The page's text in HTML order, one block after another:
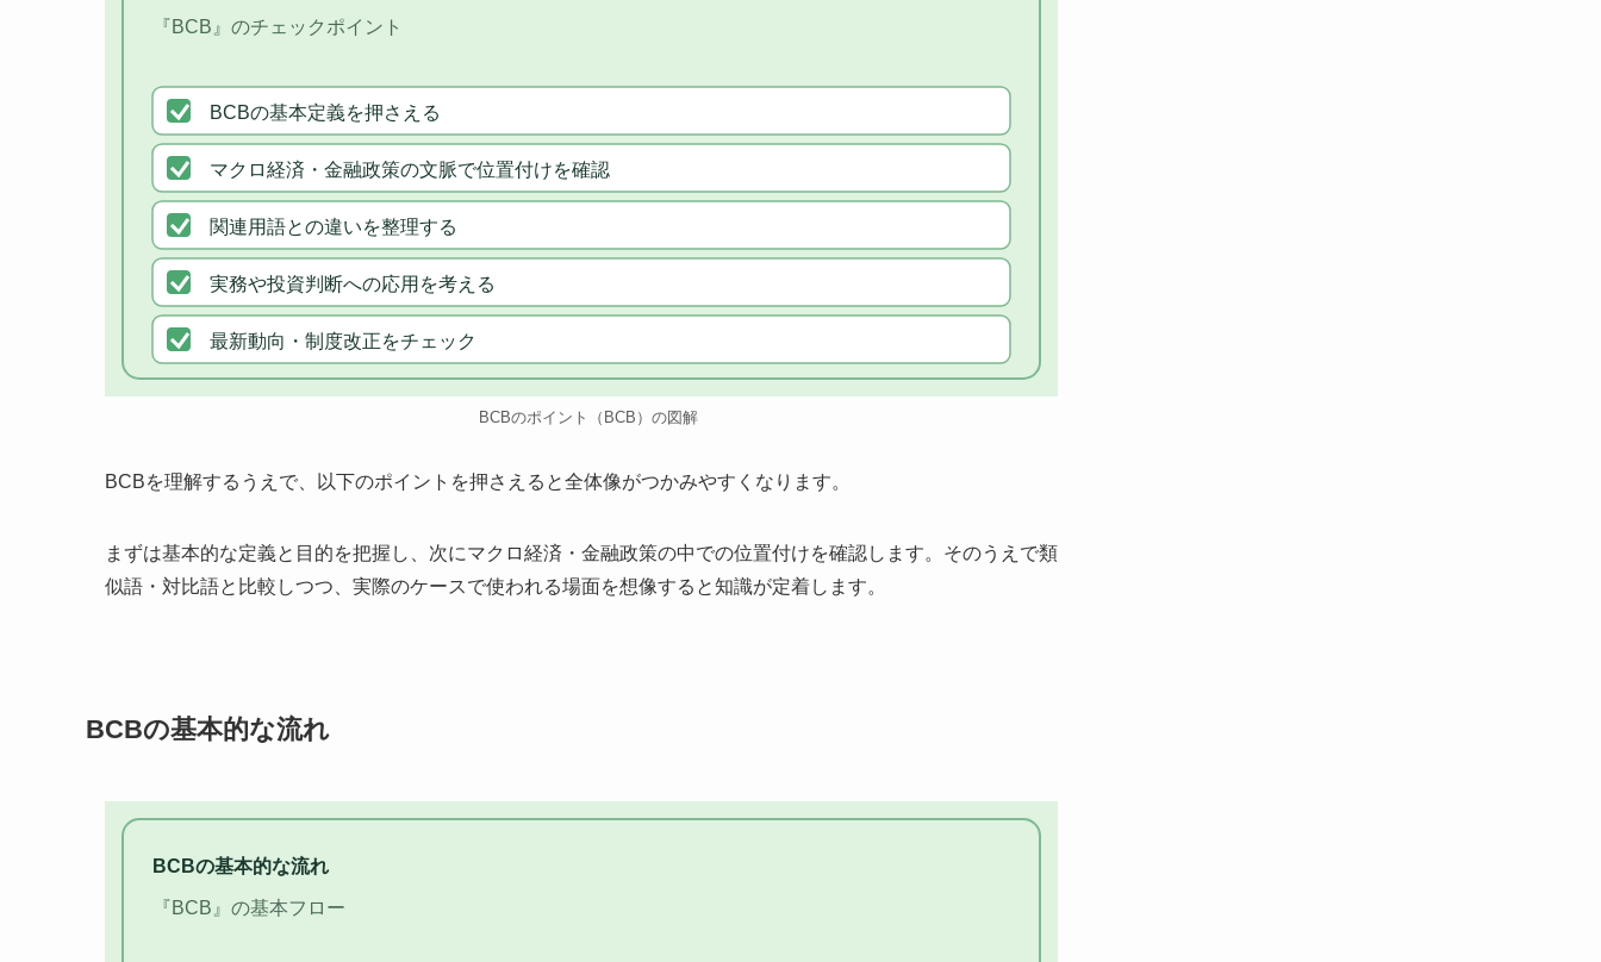
『BCB』のチェックポイント
BCBの基本定義を押さえる
マクロ経済・金融政策の文脈で位置付けを確認
関連用語との違いを整理する
実務や投資判断への応用を考える
最新動向・制度改正をチェック
BCBのポイント（BCB）の図解
BCBを理解するうえで、以下のポイントを押さえると全体像がつかみやすくなります。
まずは基本的な定義と目的を把握し、次にマクロ経済・金融政策の中での位置付けを確認します。そのうえで類
似語・対比語と比較しつつ、実際のケースで使われる場面を想像すると知識が定着します。
BCBの基本的な流れ
BCBの基本的な流れ
『BCB』の基本フロー